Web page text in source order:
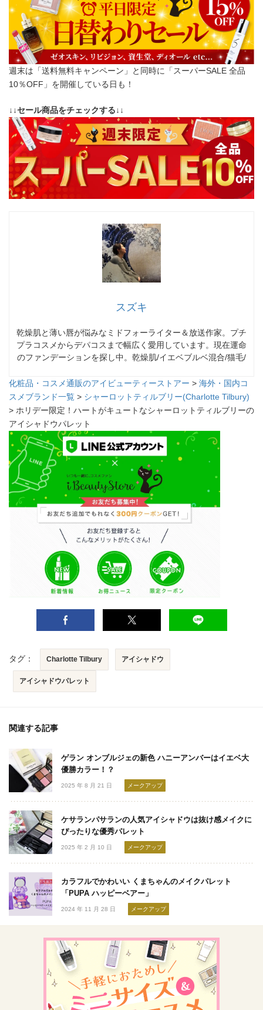
週末は「送料無料キャンペーン」と同時に「スーパーSALE 全品
10％OFF」を開催している日も！
↓↓セール商品をチェックする↓↓
スズキ
乾燥肌と薄い唇が悩みなミドフォーライター＆放送作家。プチ
プラコスメからデパコスまで幅広く愛用しています。現在運命
のファンデーションを探し中。乾燥肌/イエベブルベ混合/猫毛/
化粧品・コスメ通販のアイビューティーストアー > 海外・国内コ
スメブランド一覧 > シャーロットティルブリー(Charlotte Tilbury)
> ホリデー限定！ハートがキュートなシャーロットティルブリーの
アイシャドウパレット
タグ： Charlotte Tilbury アイシャドウ
アイシャドウパレット
関連する記事
ゲラン オンブルジェの新色 ハニーアンバーはイエベ大
優勝カラー！？
2025 年 8 月 21 日 メークアップ
ケサランパサランの人気アイシャドウは抜け感メイクに
ぴったりな優秀パレット
2025 年 2 月 10 日 メークアップ
カラフルでかわいい くまちゃんのメイクパレット
「PUPA ハッピーベアー」
2024 年 11 月 28 日 メークアップ